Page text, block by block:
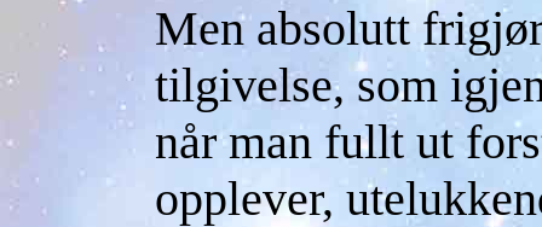
Men absolutt
tilgivelse, som
når man fullt ut
opplever,